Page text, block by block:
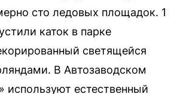
сто ледовых площадок. 1
каток в парке
светящейся
В Автозаводском
используют естественный